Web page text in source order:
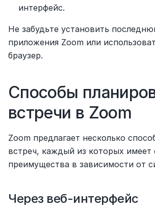
интерфейс.
Не забудьте установить
приложения Zoom или
браузер.
Способы
встречи в Zoom
Zoom предлагает несколько
встреч, каждый из которых имеет
преимущества в зависимости от
Через веб-интерфейс